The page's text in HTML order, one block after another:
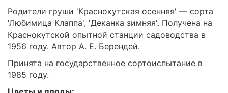
Родители груши 'Краснокутская осенняя' — сорта
'Любимица Клаппа', 'Деканка зимняя'. Получена на
Краснокутской опытной станции садоводства в
1956 году. Автор А. Е. Берендей.
Принята на государственное сортоиспытание в
1985 году.